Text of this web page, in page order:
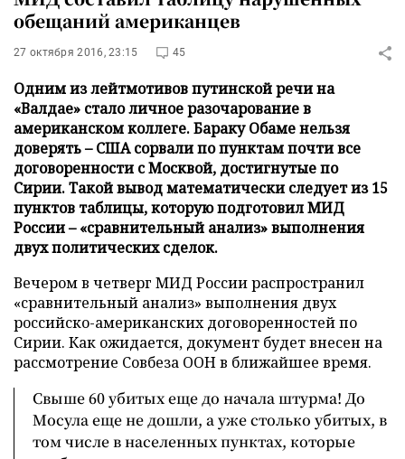
обещаний американцев
27 октября 2016, 23:15 45
Одним из лейтмотивов путинской речи на
«Валдае» стало личное разочарование в
американском коллеге. Бараку Обаме нельзя
доверять – США сорвали по пунктам почти все
договоренности с Москвой, достигнутые по
Сирии. Такой вывод математически следует из 15
пунктов таблицы, которую подготовил МИД
России – «сравнительный анализ» выполнения
двух политических сделок.
Вечером в четверг МИД России распространил
«сравнительный анализ» выполнения двух
российско-американских договоренностей по
Сирии. Как ожидается, документ будет внесен на
рассмотрение Совбеза ООН в ближайшее время.
Свыше 60 убитых еще до начала штурма! До
Мосула еще не дошли, а уже столько убитых, в
том числе в населенных пунктах, которые